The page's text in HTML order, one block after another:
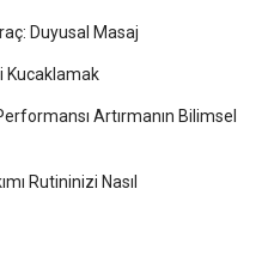
Duyusal Masaj
Kucaklamak
Artırmanın Bilimsel
Rutininizi Nasıl